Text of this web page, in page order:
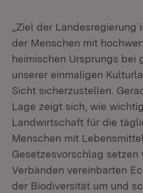
„Ziel der Landesregierung
der Menschen mit
heimischen Ursprungs bei
unserer einmaligen
Sicht sicherzustellen.
Lage zeigt sich, wie
Landwirtschaft für die
Menschen mit
Gesetzesvorschlag setzen
Verbänden vereinbarten
der Biodiversität um und